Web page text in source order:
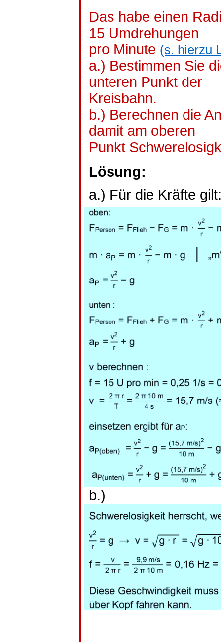
Das habe einen
15 Umdrehungen
pro Minute (s. hierzu
a.) Bestimmen Sie
unteren Punkt der
Kreisbahn.
b.) Berechnen die
damit am oberen
Punkt
Lösung:
a.) Für die Kräfte
b.)